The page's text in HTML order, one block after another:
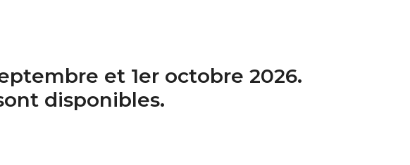
et 1er octobre 2026.
disponibles.